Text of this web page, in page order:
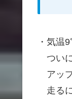
・気温
ついに
アッ
走るに